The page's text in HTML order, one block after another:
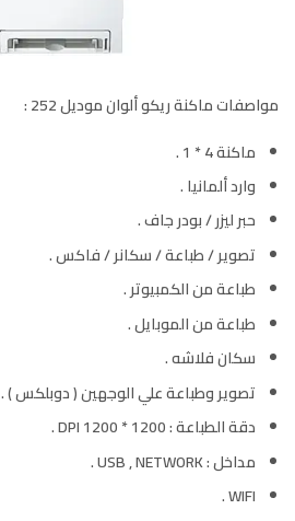
مواصفات ماكنة ريكو ألوان موديل 252 :
ماكنة 4 * 1 .
وارد ألمانيا .
حبر ليزر / بودر جاف .
تصوير / طباعة / سكانر / فاكس .
طباعة من الكمبيوتر .
طباعة من الموبايل .
سكان فلاشه .
تصوير وطباعة علي الوجهين ( دوبلكس ) .
دقة الطباعة : 1200 * 1200 DPI .
مداخل : USB , NETWORK .
WIFI .